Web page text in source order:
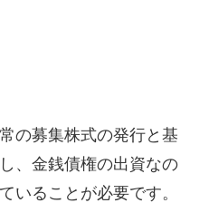
の募集株式の発行と基
、金銭債権の出資なの
いることが必要です。